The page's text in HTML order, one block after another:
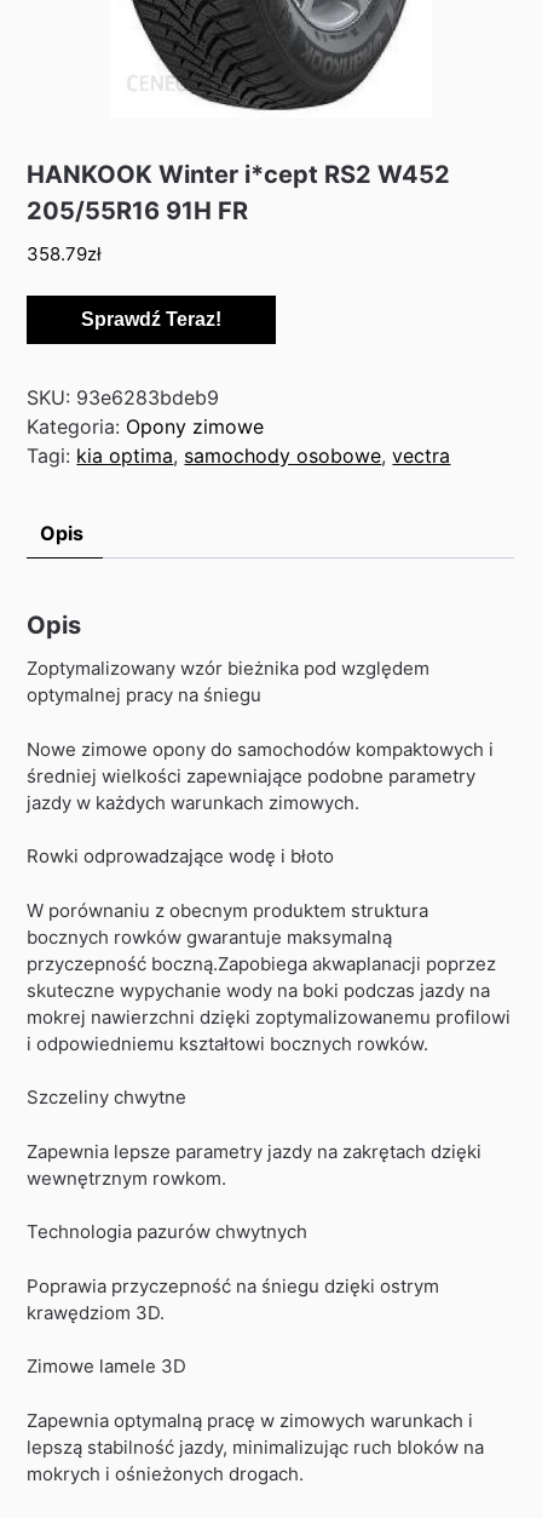
HANKOOK Winter i*cept RS2 W452
205/55R16 91H FR
358.79zł
Sprawdź Teraz!
SKU: 93e6283bdeb9
Kategoria: Opony zimowe
Tagi: kia optima, samochody osobowe,vectra
Opis
Opis
Zoptymalizowany wzór bieżnika pod względem
optymalnej pracy na śniegu
Nowe zimowe opony do samochodów kompaktowych i
średniej wielkości zapewniające podobne parametry
jazdy w każdych warunkach zimowych.
Rowki odprowadzające wodę i błoto
W porównaniu z obecnym produktem struktura
bocznych rowków gwarantuje maksymalną
przyczepność boczną.Zapobiega akwaplanacji poprzez
skuteczne wypychanie wody na boki podczas jazdy na
mokrej nawierzchni dzięki zoptymalizowanemu profilowi
i odpowiedniemu kształtowi bocznych rowków.
Szczeliny chwytne
Zapewnia lepsze parametry jazdy na zakrętach dzięki
wewnętrznym rowkom.
Technologia pazurów chwytnych
Poprawia przyczepność na śniegu dzięki ostrym
krawędziom 3D.
Zimowe lamele 3D
Zapewnia optymalną pracę w zimowych warunkach i
lepszą stabilność jazdy, minimalizując ruch bloków na
mokrych i ośnieżonych drogach.